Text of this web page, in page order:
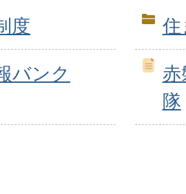
度
住
バンク
隊